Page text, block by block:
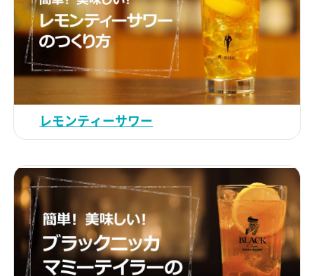
レモンティーサワー